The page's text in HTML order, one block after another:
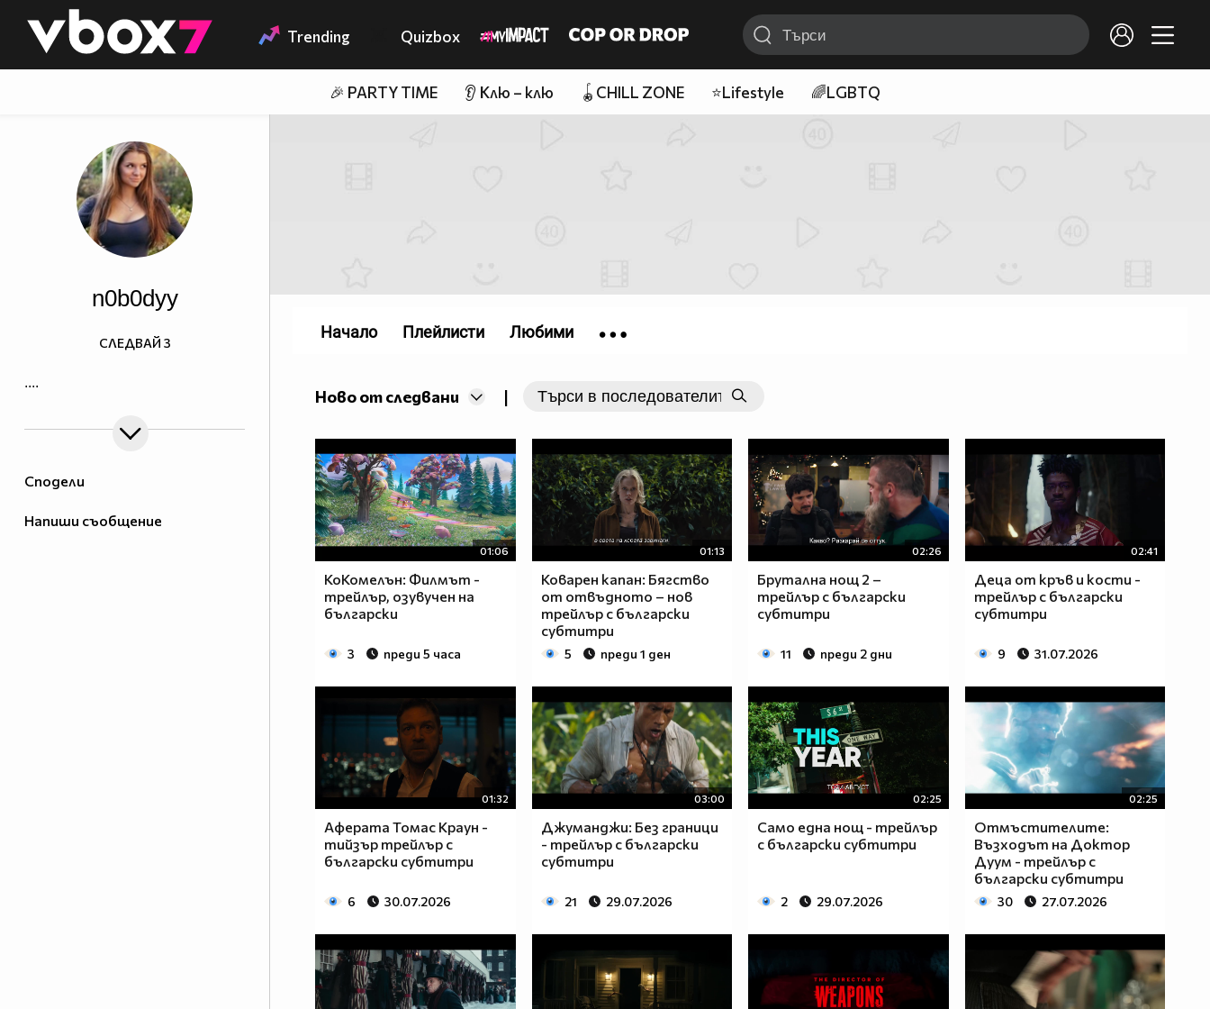
👾 Trending Quizbox
🎉 PARTY TIME 👂 Клю – клю 🪀CHILL ZONE ⭐Lifestyle 🌈LGBTQ
Сподели
Напиши съобщение
n0b0dyy
....
СЛЕДВАЙ 3
Ново от следвани |
01:06
КоКомелън: Филмът -
трейлър, озувучен на
български
3 преди 5 часа
01:13
Коварен капан: Бягство
от отвъдното – нов
трейлър с български
субтитри
5 преди 1 ден
02:26
Брутална нощ 2 –
трейлър с български
субтитри
11 преди 2 дни
02:41
Деца от кръв и кости -
трейлър с български
субтитри
9 31.07.2026
01:32
Аферата Томас Краун -
тийзър трейлър с
български субтитри
6 30.07.2026
03:00
Джуманджи: Без граници
- трейлър с български
субтитри
21 29.07.2026
02:25
Само една нощ - трейлър
с български субтитри
2 29.07.2026
02:25
Отмъстителите:
Възходът на Доктор
Дуум - трейлър с
български субтитри
30 27.07.2026
Начало Плейлисти Любими